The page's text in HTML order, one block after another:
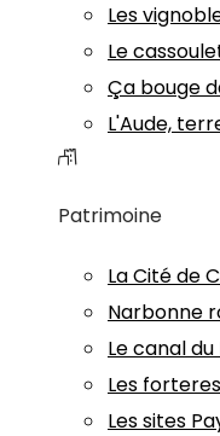
Les
Le
Ça bouge
L'Aude,
Patrimoine
La Cité de
Narbonne
Le canal du
Les
Les sites